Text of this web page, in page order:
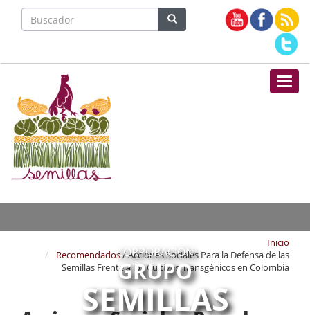
CORPORACIÓN
GRUPO
SEMILLAS
Inicio
Recomendados/ Acciones Sociales Para la Defensa de las
Semillas Frente a los Cultivos Transgénicos en Colombia